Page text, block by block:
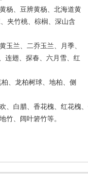
杨、豆辨黄杨、北海道黄
夹竹桃、棕榈、深山含
玉兰、二乔玉兰、月季、
连翅、探春、六月雪、红
、龙柏树球、地柏、侧
白腊、香花槐、红花槐、
竹、阔叶箬竹等。